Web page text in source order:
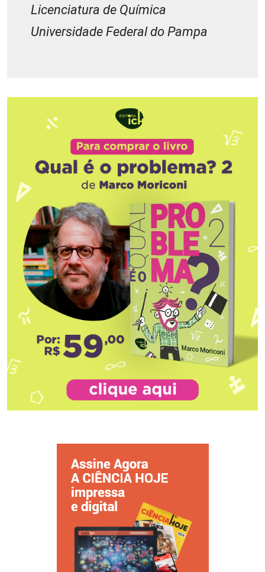
Licenciatura de Química
Universidade Federal do Pampa